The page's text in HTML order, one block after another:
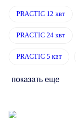
PRACTIC 12 квт
PRACTIC 24 квт
PRACTIC 5 квт
показать еще